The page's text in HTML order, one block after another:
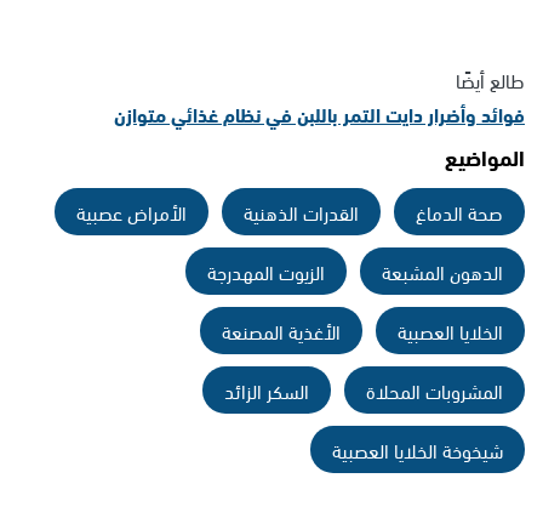
طالع أيضًا
فوائد وأضرار دايت التمر باللبن في نظام غذائي متوازن
المواضيع
صحة الدماغ القدرات الذهنية
الأمراض عصبية
الدهون المشبعة
الزيوت المهدرجة
الخلايا العصبية
الأغذية المصنعة
المشروبات المحلاة
السكر الزائد
شيخوخة الخلايا العصبية